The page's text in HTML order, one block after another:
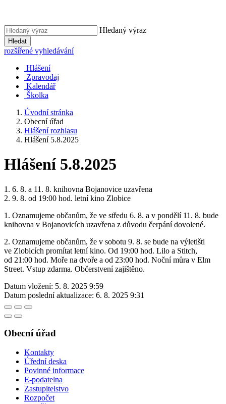
Hledaný výraz
Hledat
rozšířené vyhledávání
Hlášení
Zpravodaj
Kalendář
Školka
Úvodní stránka
Obecní úřad
Hlášení rozhlasu
Hlášení 5.8.2025
Hlášení 5.8.2025
1. 6. 8. a 11. 8. knihovna Bojanovice uzavřena
2. 9. 8. od 19:00 hod. letní kino Zlobice
1. Oznamujeme občanům, že ve středu 6. 8. a v pondělí 11. 8. bude
knihovna v Bojanovicích uzavřena z důvodu čerpání dovolené.
2. Oznamujeme občanům, že v sobotu 9. 8. se bude na výletišti
ve Zlobicích promítat letní kino. Od 19:00 hod. Lilo a Stitch,
od 21:00 hod. Moře na dvoře a od 23:00 hod. Noční můra v Elm
Street. Vstup zdarma. Občerstvení zajištěno.
Datum vložení: 5. 8. 2025 9:59
Datum poslední aktualizace: 6. 8. 2025 9:31
Obecní úřad
Kontakty
Úřední deska
Povinné informace
E-podatelna
Zastupitelstvo
Rozpočet